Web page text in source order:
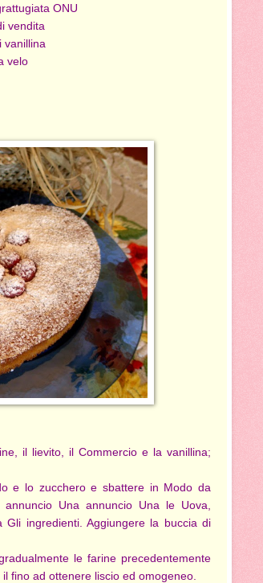
ONU
vendita
vanillina
velo
il lievito, il Commercio e la vanillina;
e lo zucchero e sbattere in Modo da
Una annuncio Una le Uova,
ingredienti. Aggiungere la buccia di
le farine precedentemente
fino ad ottenere liscio ed omogeneo.